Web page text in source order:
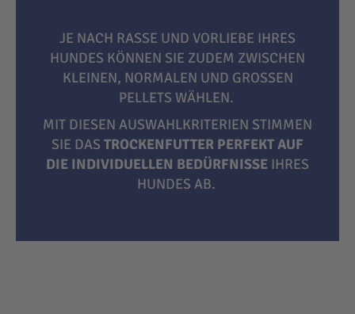
JE NACH RASSE UND VORLIEBE IHRES
HUNDES KÖNNEN SIE ZUDEM ZWISCHEN
KLEINEN, NORMALEN UND GROSSEN P
ELLETS WÄHLEN.
MIT DIESEN AUSWAHLKRITERIEN STIMMEN
SIE DAS TROCKENFUTTER PERFEKT AUF
DIE INDIVIDUELLEN BEDÜRFNISSE IHRES
HUNDES AB.